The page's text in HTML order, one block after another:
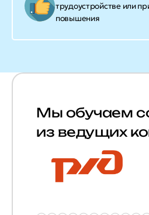
трудоустройстве или
повышения
Мы обучаем
из ведущих